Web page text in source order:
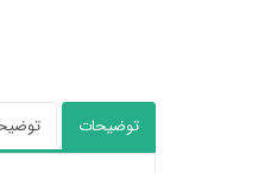
توضیحات